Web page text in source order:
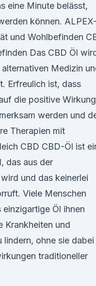
eine Minute belässt,
können. ALPEX-
und Wohlbefinden
Das CBD Öl
Medizin
Erfreulich ist, dass
die positive Wirkung
werden und
Therapien mit
CBD CBD-Öl ist
das aus der
und das keinerlei
Viele Menschen
Öl ihnen
Krankheiten und
lindern, ohne sie dabei
traditioneller